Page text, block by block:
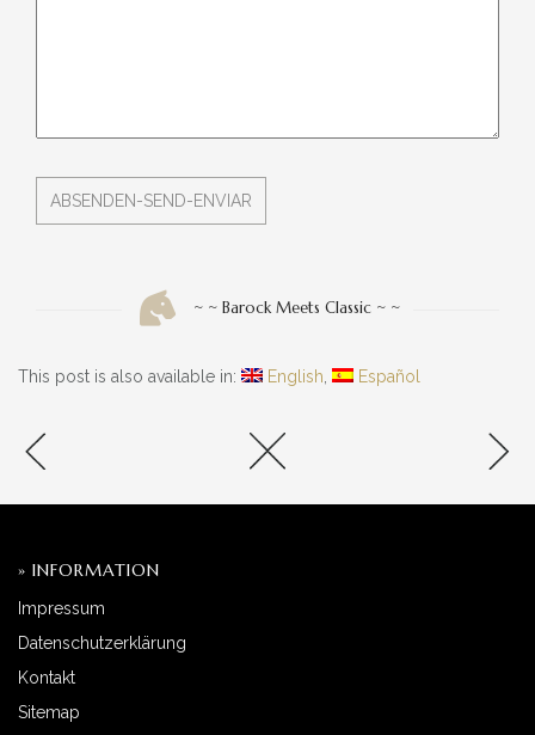
~ ~ Barock Meets Classic ~ ~
This post is also available in: English Español
» INFORMATION
Impressum
Datenschutzerklärung
Kontakt
Sitemap